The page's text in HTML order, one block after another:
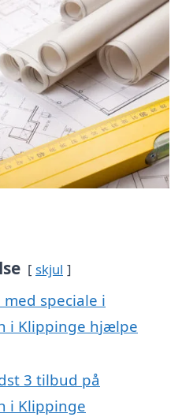
skjul
speciale i
i Klippinge hjælpe
3 tilbud på
i Klippinge